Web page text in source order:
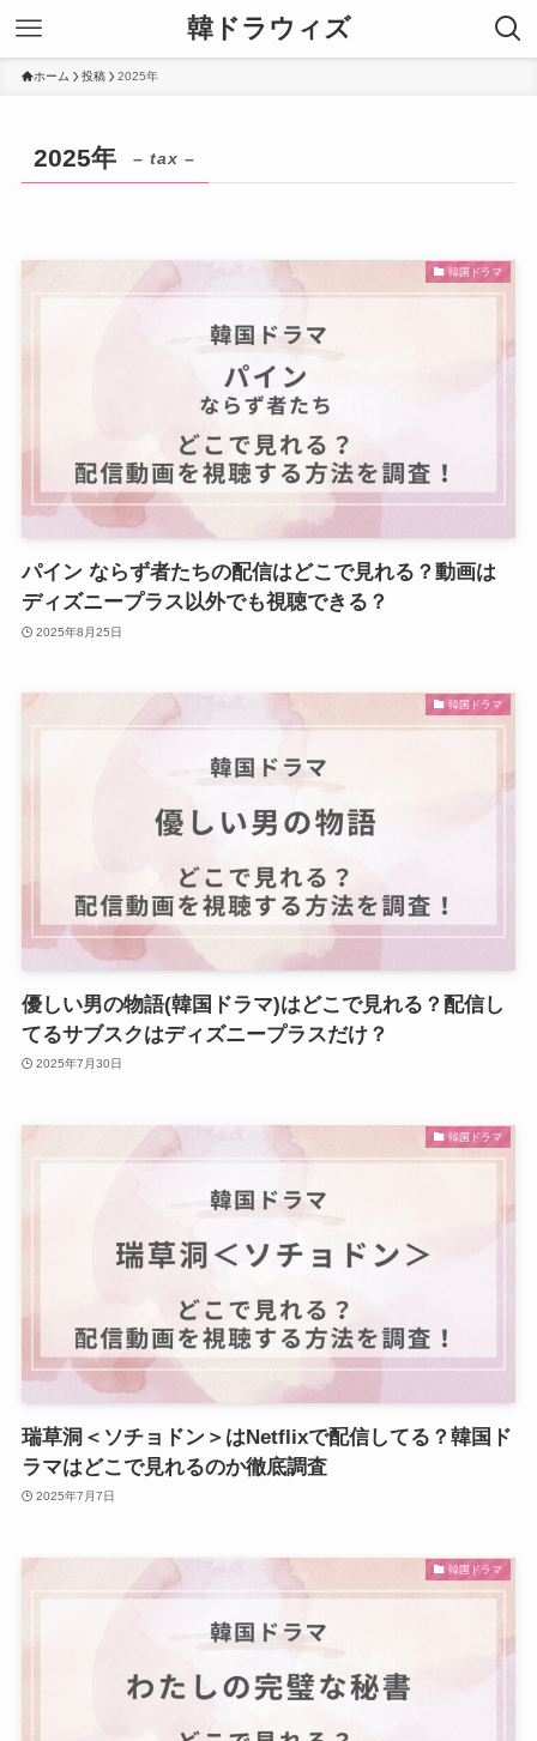
韓ドラウィズ
ホーム 投稿 2025年
2025年 – tax –
韓国ドラマ
パイン ならず者たちの配信はどこで見れる？動画は
ディズニープラス以外でも視聴できる？
2025年8月25日
韓国ドラマ
優しい男の物語(韓国ドラマ)はどこで見れる？配信し
てるサブスクはディズニープラスだけ？
2025年7月30日
韓国ドラマ
瑞草洞＜ソチョドン＞はNetflixで配信してる？韓国ド
ラマはどこで見れるのか徹底調査
2025年7月7日
韓国ドラマ